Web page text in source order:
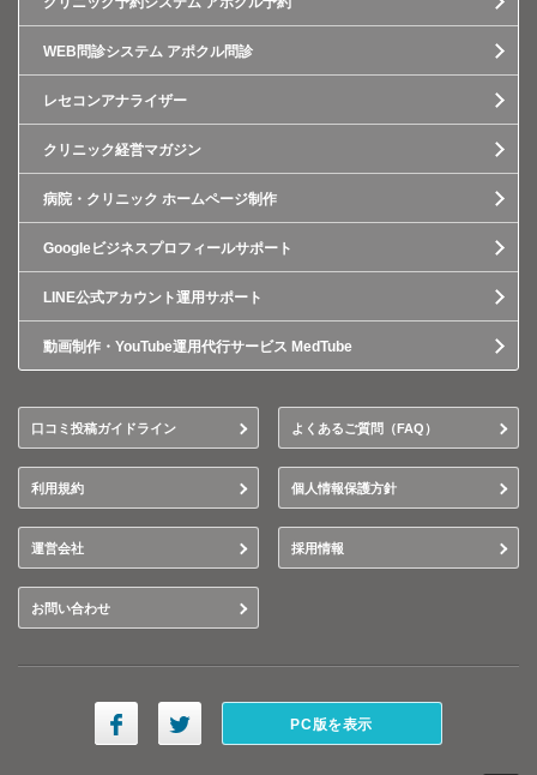
WEB問診システム アポクル問診
レセコンアナライザー
クリニック経営マガジン
病院・クリニック ホームページ制作
Googleビジネスプロフィールサポート
LINE公式アカウント運用サポート
動画制作・YouTube運用代行サービス MedTube
口コミ投稿ガイドライン よくあるご質問（FAQ）
利用規約 個人情報保護方針
運営会社 採用情報
お問い合わせ
PC版を表示